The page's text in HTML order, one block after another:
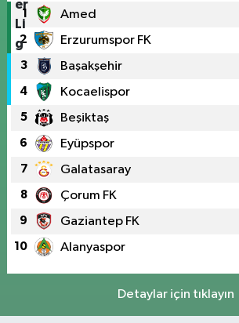
1 Amed
2 Erzurumspor FK
3 Başakşehir
4 Kocaelispor
5 Beşiktaş
6 Eyüpspor
7 Galatasaray
8 Çorum FK
9 Gaziantep FK
10 Alanyaspor
Detaylar için tıklayın